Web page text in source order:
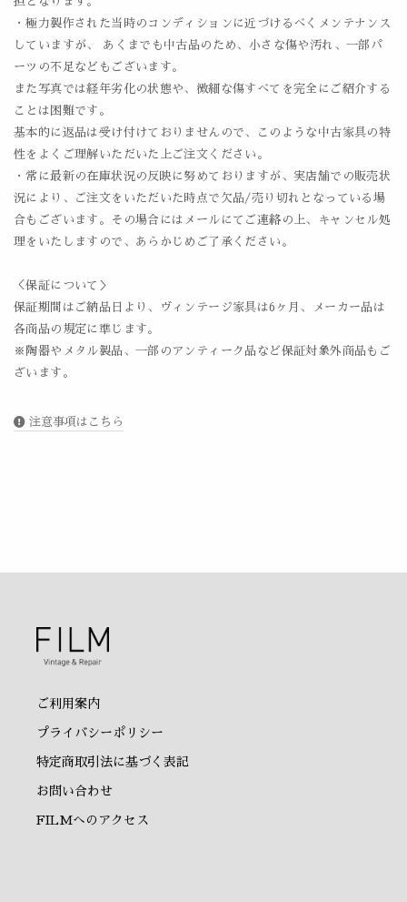
・極力製作された当時のコンディションに近づけるべくメンテナンス
していますが、 あくまでも中古品のため、小さな傷や汚れ、一部パ
ーツの不足などもございます。
また写真では経年劣化の状態や、微細な傷すべてを完全にご紹介する
ことは困難です。
基本的に返品は受け付けておりませんので、このような中古家具の特
性をよくご理解いただいた上ご注文ください。
・常に最新の在庫状況の反映に努めておりますが、実店舗での販売状
況により、ご注文をいただいた時点で欠品/売り切れとなっている場
合もございます。その場合にはメールにてご連絡の上、キャンセル処
理をいたしますので、あらかじめご了承ください。
＜保証について＞
保証期間はご納品日より、ヴィンテージ家具は6ヶ月、メーカー品は
各商品の規定に準じます。
※陶器やメタル製品、一部のアンティーク品など保証対象外商品もご
ざいます。
注意事項はこちら
ご利用案内
プライバシーポリシー
特定商取引法に基づく表記
お問い合わせ
FILMへのアクセス